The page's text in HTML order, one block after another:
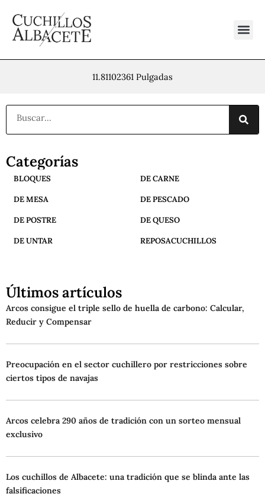
contenido
11.81102361 Pulgadas
Buscar
Categorías
BLOQUES DE CARNE
DE MESA DE PESCADO
DE POSTRE DE QUESO
DE UNTAR REPOSACUCHILLOS
Últimos artículos
Arcos consigue el triple sello de huella de carbono: Calcular,
Reducir y Compensar
Preocupación en el sector cuchillero por restricciones sobre
ciertos tipos de navajas
Arcos celebra 290 años de tradición con un sorteo mensual
exclusivo
Los cuchillos de Albacete: una tradición que se blinda ante las
falsificaciones